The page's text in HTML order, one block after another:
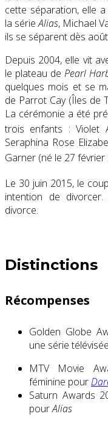
cette séparation, elle
la sérieAlias, Michael
ils se séparent dès
Depuis 2004, elle vit
le plateau de Pearl
quelques mois et se
de Parrot Cay (Îles de
La cérémonie a été
trois enfants : Violet
Seraphina Rose
Garner (né le 27 février
Le 30 juin 2015, le
intention de
divorce.
Distinctions
Récompenses
Golden Globe
une série
MTV Movie
féminine pour
Saturn Awards
pourAlias